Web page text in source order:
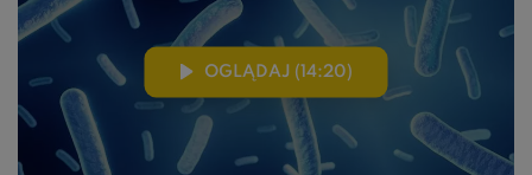
OGLĄDAJ (14:20)